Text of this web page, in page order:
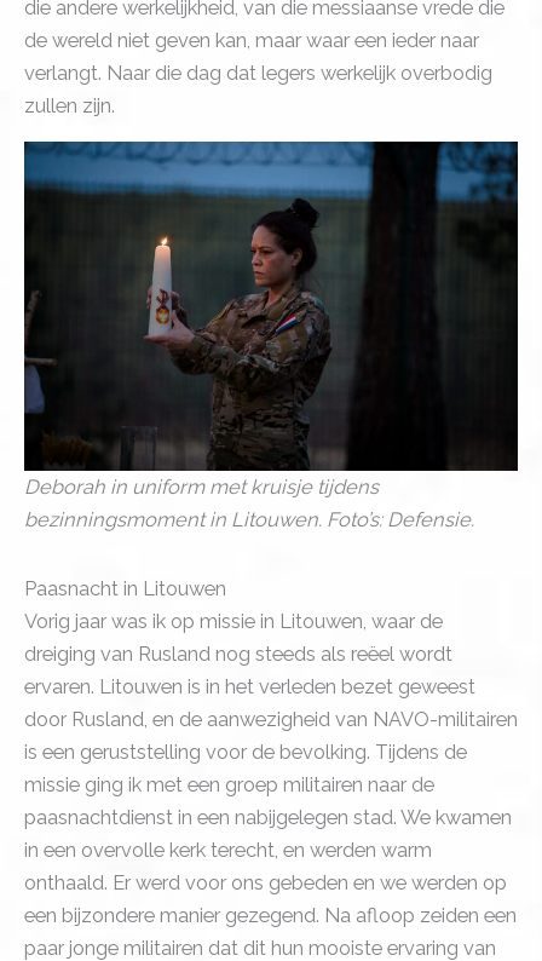
die andere werkelijkheid, van die messiaanse vrede die
de wereld niet geven kan, maar waar een ieder naar
verlangt. Naar die dag dat legers werkelijk overbodig
zullen zijn.
Deborah in uniform met kruisje tijdens
bezinningsmoment in Litouwen. Foto’s: Defensie.
Paasnacht in Litouwen
Vorig jaar was ik op missie in Litouwen, waar de
dreiging van Rusland nog steeds als reëel wordt
ervaren. Litouwen is in het verleden bezet geweest
door Rusland, en de aanwezigheid van NAVO-militairen
is een geruststelling voor de bevolking. Tijdens de
missie ging ik met een groep militairen naar de
paasnachtdienst in een nabijgelegen stad. We kwamen
in een overvolle kerk terecht, en werden warm
onthaald. Er werd voor ons gebeden en we werden op
een bijzondere manier gezegend. Na afloop zeiden een
paar jonge militairen dat dit hun mooiste ervaring van